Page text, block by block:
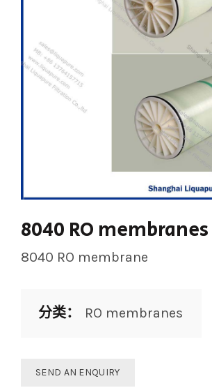
8040 RO membranes
8040 RO membrane
分类： RO membranes
SEND AN ENQUIRY